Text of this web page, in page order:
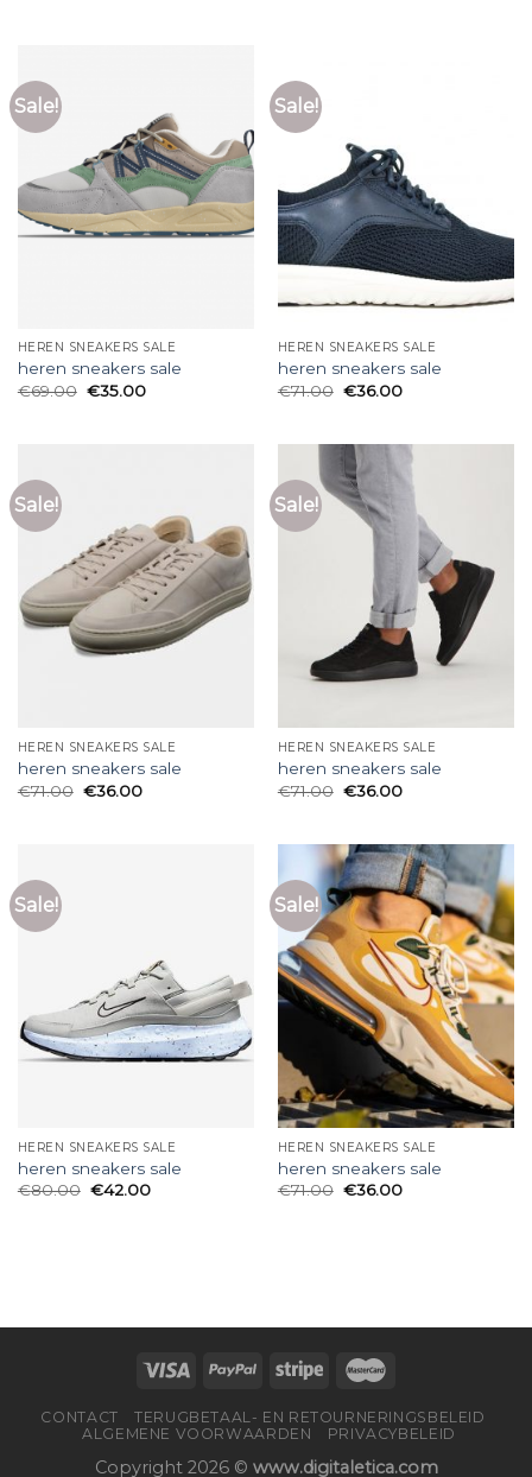
Sale!
HEREN SNEAKERS SALE
heren sneakers sale
€69.00 €35.00
Sale!
HEREN SNEAKERS SALE
heren sneakers sale
€71.00 €36.00
Sale!
HEREN SNEAKERS SALE
heren sneakers sale
€71.00 €36.00
Sale!
HEREN SNEAKERS SALE
heren sneakers sale
€71.00 €36.00
Sale!
HEREN SNEAKERS SALE
heren sneakers sale
€80.00 €42.00
Sale!
HEREN SNEAKERS SALE
heren sneakers sale
€71.00 €36.00
CONTACT
TERUGBETAAL- EN RETOURNERINGSBELEID
ALGEMENE VOORWAARDEN
PRIVACYBELEID
Copyright 2026 © www.digitaletica.com